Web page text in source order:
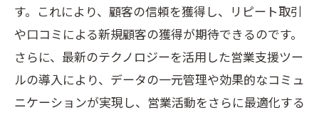
す。これにより、顧客の信頼を獲得し、リピート取引
や口コミによる新規顧客の獲得が期待できるのです。
さらに、最新のテクノロジーを活用した営業支援ツー
ルの導入により、データの一元管理や効果的なコミュ
ニケーションが実現し、営業活動をさらに最適化する